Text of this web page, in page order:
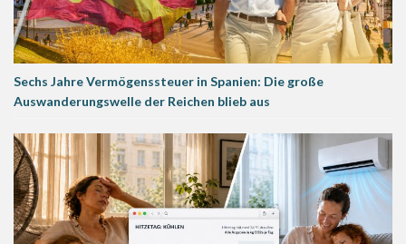
Sechs Jahre Vermögenssteuer in Spanien: Die große
Auswanderungswelle der Reichen blieb aus